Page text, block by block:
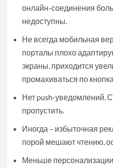
онлайн-соединения
недоступны.
Не всегда мобильная
порталы плохо
экраны, приходится
промахиваться по
Нет push-уведомлений.
пропустить.
Иногда – избыточная
порой мешают чтению,
Меньше